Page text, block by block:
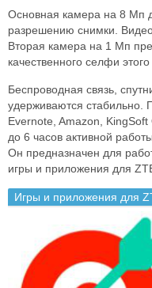
Основная камера на 8 Мп
разрешению снимки.
Вторая камера на 1 Мп
качественного селфи
Беспроводная связь,
удерживаются стабильно.
Evernote, Amazon,
до 6 часов активной
Он предназначен для
игры и приложения для
Игры и приложения для